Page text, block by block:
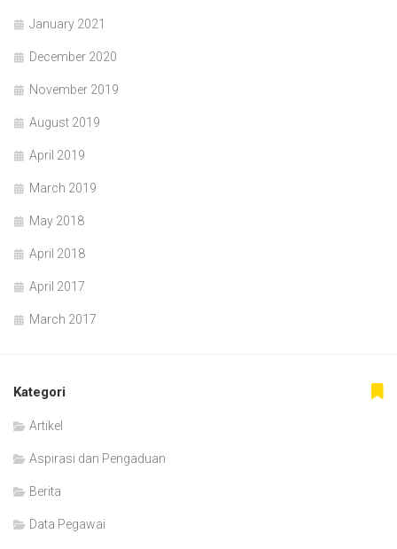
January 2021
December 2020
November 2019
August 2019
April 2019
March 2019
May 2018
April 2018
April 2017
March 2017
Kategori
Artikel
Aspirasi dan Pengaduan
Berita
Data Pegawai